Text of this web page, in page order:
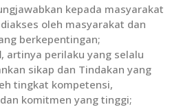
kepada masyarakat
oleh masyarakat dan
berkepentingan;
, artinya perilaku yang selalu
sikap dan Tindakan yang
tingkat kompetensi,
komitmen yang tinggi;